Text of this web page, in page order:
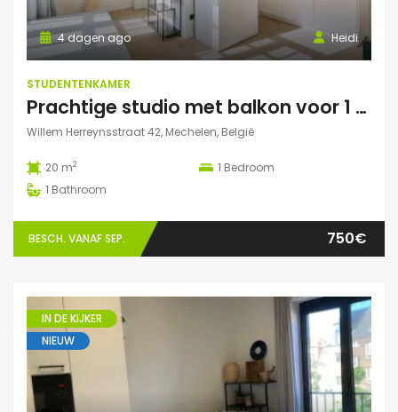
Heidi
4 dagen ago
STUDENTENKAMER
Prachtige studio met balkon voor 1 student(e)!
Willem Herreynsstraat 42, Mechelen, België
20 m2 1 Bedroom
1 Bathroom
BESCH. VANAF SEP. 750€
IN DE KIJKER
NIEUW